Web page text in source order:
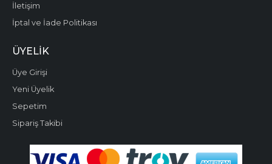
İletişim
İptal ve İade Politikası
ÜYELIK
Üye Girişi
Yeni Üyelik
Sepetim
Sipariş Takibi